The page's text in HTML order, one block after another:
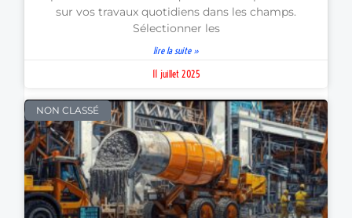
sur vos travaux quotidiens dans les champs.
Sélectionner les
lire la suite »
11 juillet 2025
NON CLASSÉ